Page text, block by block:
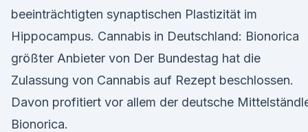
beeinträchtigten synaptischen Plastizität im
Hippocampus. Cannabis in Deutschland: Bionorica
größter Anbieter von Der Bundestag hat die
Zulassung von Cannabis auf Rezept beschlossen.
Davon profitiert vor allem der deutsche
Bionorica.